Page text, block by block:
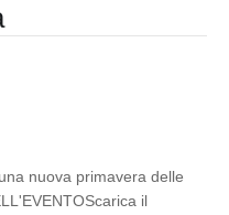
nuova primavera delle
il